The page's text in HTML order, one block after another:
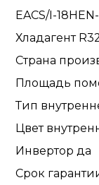
EACS/I-
Хладагент R32
Страна
Площадь
Тип
Цвет
Инвертор да
Срок